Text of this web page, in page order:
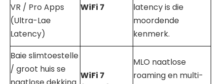
VR / Pro Apps
(Ultra-Lae
Latency)
WiFi 7
latency is die
moordende
kenmerk.
Baie slimtoestelle
/ groot huis se
WiFi 7
MLO naatlose
roaming en multi-